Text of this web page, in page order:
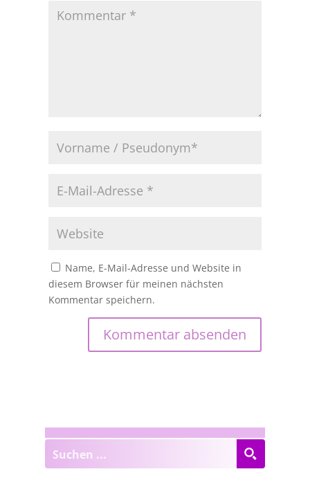
Name, E-Mail-Adresse und Website in
diesem Browser für meinen nächsten
Kommentar speichern.